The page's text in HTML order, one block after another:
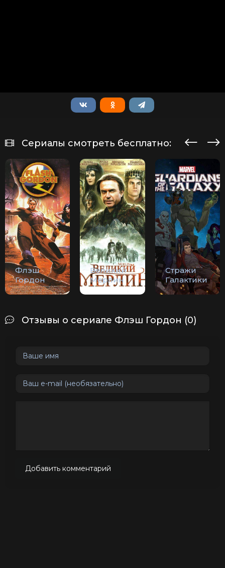
Сериалы смотреть бесплатно:
Флэш
Гордон
Великий
Мерлин
Стражи
Галактики
Отзывы о сериале Флэш Гордон (0)
Добавить комментарий